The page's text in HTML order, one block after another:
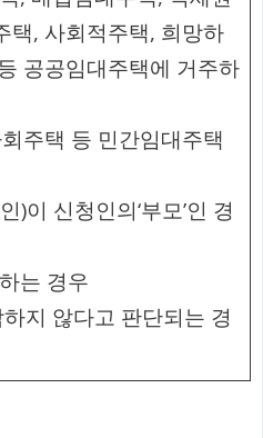
택, 사회적주택, 희망하
공공임대주택에 거주하
주택 등 민간임대주택
)이 신청인의‘부모’인 경
는 경우
지 않다고 판단되는 경